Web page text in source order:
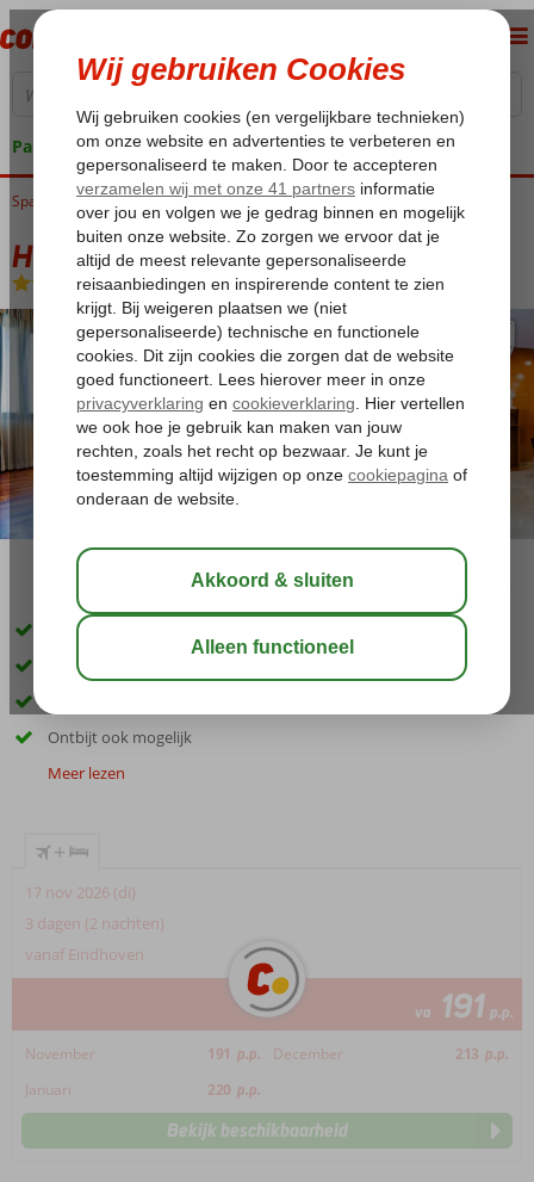
Pakketgarantie
Home
Spanje Costa del Azahar Valencia Hotel Villacarlos
Hotel Villacarlos
Logies-Hotel
Stad, strand en cultuur goed bereikbaar
Nabij diverse bezienswaardigheden
Ontbijt ook mogelijk
Meer lezen
+
17 nov 2026 (di)
3 dagen (2 nachten)
vanaf Eindhoven
va 191 p.p.
November 191 p.p. December 213 p.p.
Januari
220 p.p.
Bekijk beschikbaarheid